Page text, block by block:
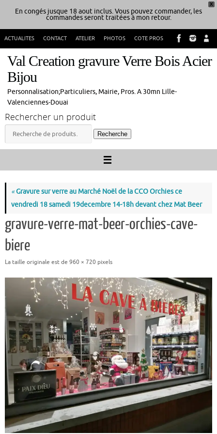
X
En congés jusque 18 aout inclus. Vous pouvez commander, les
commandes seront traitées à mon retour.
contenu
ACTUALITES CONTACT ATELIER PHOTOS COTE PROS
Val Creation gravure Verre Bois Acier
Bijou
Personnalisation;Particuliers, Mairie, Pros. A 30mn Lille-
Valenciennes-Douai
Rechercher un produit
Recherche
«Gravure sur verre au Marché Noël de la CCO Orchies ce
vendredi 18 samedi 19decembre 14-18h devant chez Mat Beer
gravure-verre-mat-beer-orchies-cave-
biere
La taille originale est de 960 × 720 pixels